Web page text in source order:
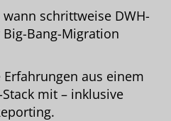
schrittweise DWH-
Bang-Migration
aus einem
mit – inklusive